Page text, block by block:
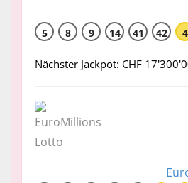
5 8 9 14 41 42 4
Nächster Jackpot: CHF